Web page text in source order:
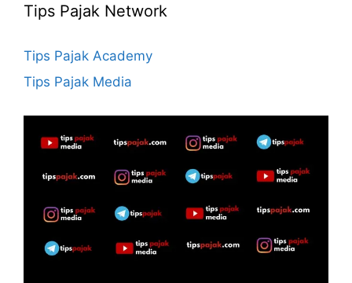
Tips Pajak Network
Tips Pajak Academy
Tips Pajak Media